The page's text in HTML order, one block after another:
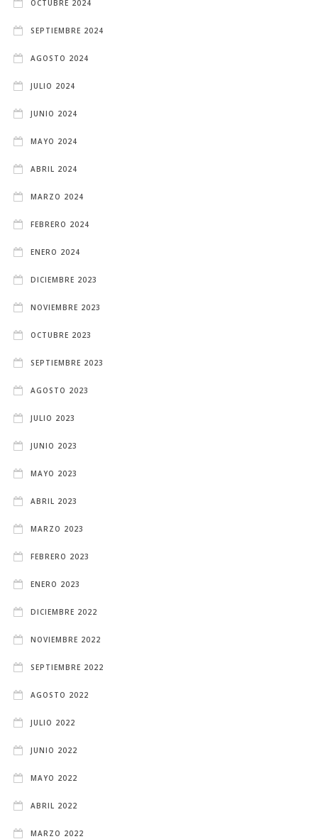
OCTUBRE 2024
SEPTIEMBRE 2024
AGOSTO 2024
JULIO 2024
JUNIO 2024
MAYO 2024
ABRIL 2024
MARZO 2024
FEBRERO 2024
ENERO 2024
DICIEMBRE 2023
NOVIEMBRE 2023
OCTUBRE 2023
SEPTIEMBRE 2023
AGOSTO 2023
JULIO 2023
JUNIO 2023
MAYO 2023
ABRIL 2023
MARZO 2023
FEBRERO 2023
ENERO 2023
DICIEMBRE 2022
NOVIEMBRE 2022
SEPTIEMBRE 2022
AGOSTO 2022
JULIO 2022
JUNIO 2022
MAYO 2022
ABRIL 2022
MARZO 2022